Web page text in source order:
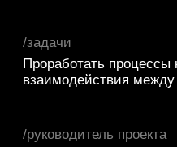
Управляющий партнёр Paper Planes
/команда проекта
/отрасль